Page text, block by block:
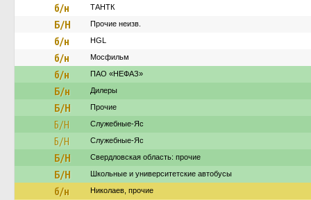
б/н ТАНТК
Б/Н Прочие неизв.
б/н HGL
б/н Мосфильм
б/н ПАО «НЕФАЗ»
Б/н Дилеры
Б/Н Прочие
Б/Н Служебные-Яс
Б/Н Служебные-Яс
Б/Н Свердловская область: прочие
Б/Н Школьные и университетские автобусы
б/н Николаев, прочие